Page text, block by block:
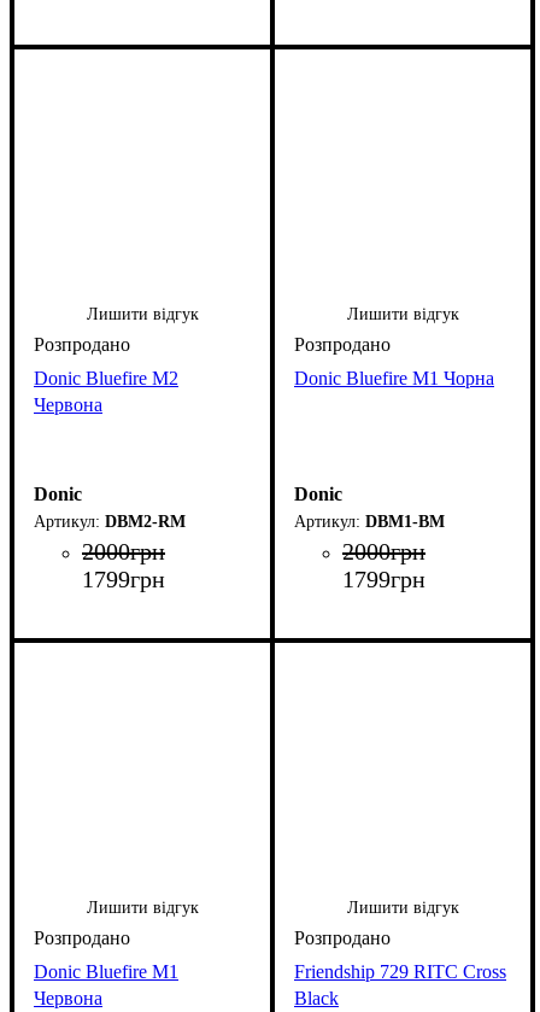
Лишити відгук
Donic Bluefire M2
Червона
Donic
DBM2-RM
2000грн
1799грн
Лишити відгук
Donic Bluefire M1 Чорна
Donic
DBM1-BM
2000грн
1799грн
Лишити відгук
Donic Bluefire M1
Червона
Лишити відгук
Friendship 729 RITC Cross
Black